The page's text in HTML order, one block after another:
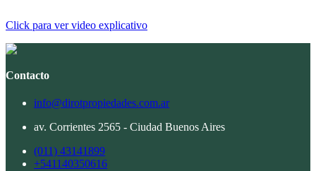
Click para ver video explicativo
Contacto
info@dirotpropiedades.com.ar
av. Corrientes 2565 - Ciudad Buenos Aires
(011) 43141899
+541140350616